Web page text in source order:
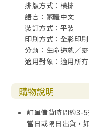
排版方式：橫排
語言：繁體中文
裝訂方式：平裝
印刷方式：全彩印刷
分類：生命造就／
適用對象：適用所
購物說明
訂單備貨時間約3-
當日或隔日出貨，